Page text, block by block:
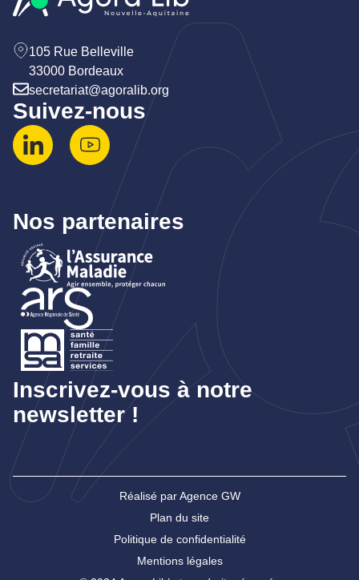
105 Rue Belleville
33000 Bordeaux
secretariat@agoralib.org
Suivez-nous
Nos partenaires
Inscrivez-vous à notre
newsletter !
Mentions légales
Politique de confidentialité
Plan du site
Réalisé par Agence GW